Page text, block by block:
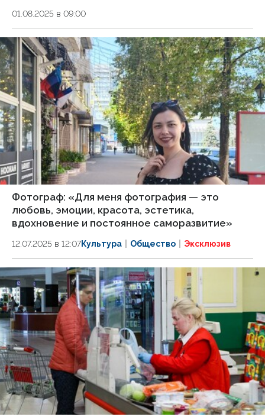
01.08.2025 в 09:00
Фотограф: «Для меня фотография — это
любовь, эмоции, красота, эстетика,
вдохновение и постоянное саморазвитие»
12.07.2025 в 12:07Культура Общество Эксклюзив